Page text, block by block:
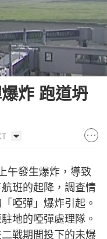
炸 跑道坍
午發生爆炸，導致
班的起降，調查情
啞彈」爆炸引起。
地的啞彈處理隊。
戰期間投下的未爆